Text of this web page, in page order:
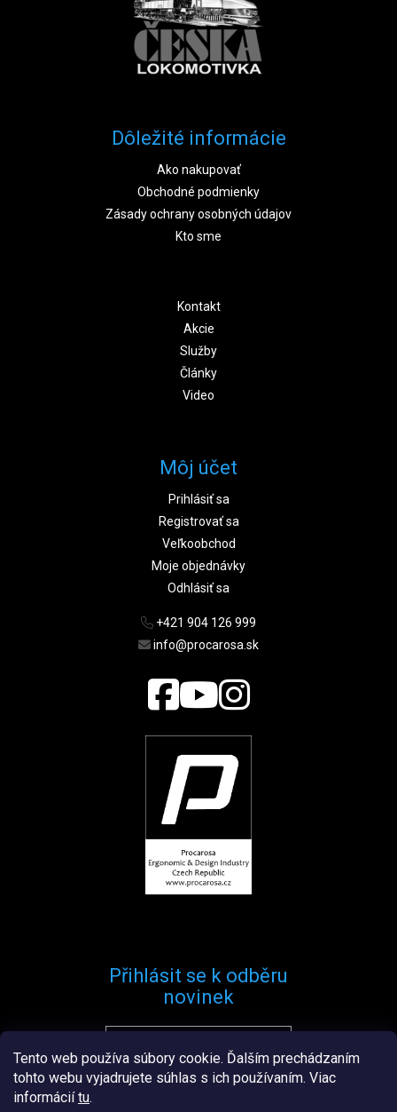
Tento web používa súbory cookie. Ďalším prechádzaním
tohto webu vyjadrujete súhlas s ich používaním. Viac
informáciítu.
Dôležité informácie
Ako nakupovať
Obchodné podmienky
Zásady ochrany osobných údajov
Kto sme
Kontakt
Akcie
Služby
Články
Video
Môj účet
Prihlásiť sa
Registrovať sa
Veľkoobchod
Moje objednávky
Odhlásiť sa
+421 904 126 999
info@procarosa.sk
Přihlásit se k odběru
novinek
Přihlásit se